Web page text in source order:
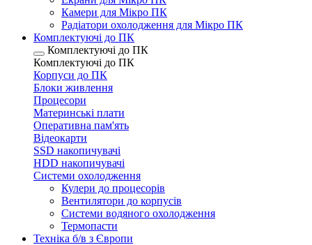
Камери для Мікро ПК
Радіатори охолодження для Мікро ПК
Комплектуючі до ПК
Комплектуючі до ПК
Комплектуючі до ПК
Корпуси до ПК
Блоки живлення
Процесори
Материнські плати
Оперативна пам'ять
Відеокарти
SSD накопичувачі
HDD накопичувачі
Системи охолодження
Кулери до процесорів
Вентилятори до корпусів
Системи водяного охолодження
Термопасти
Техніка б/в з Європи